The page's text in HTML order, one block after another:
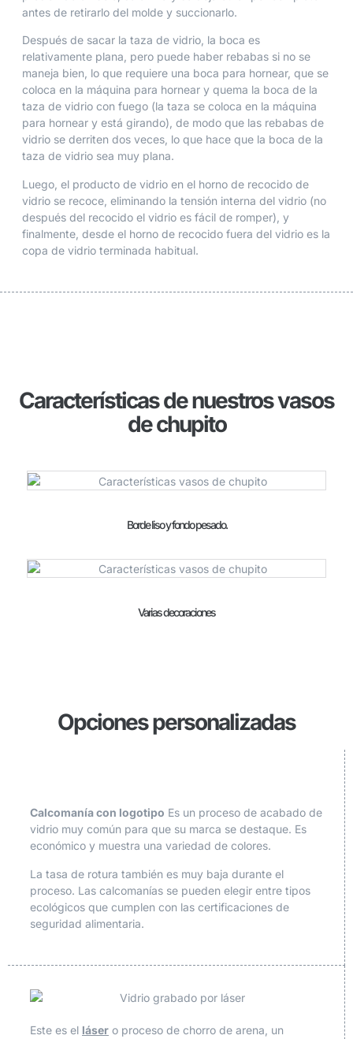
antes de retirarlo del molde y succionarlo.
Después de sacar la taza de vidrio, la boca es
relativamente plana, pero puede haber rebabas si no se
maneja bien, lo que requiere una boca para hornear, que se
coloca en la máquina para hornear y quema la boca de la
taza de vidrio con fuego (la taza se coloca en la máquina
para hornear y está girando), de modo que las rebabas de
vidrio se derriten dos veces, lo que hace que la boca de la
taza de vidrio sea muy plana.
Luego, el producto de vidrio en el horno de recocido de
vidrio se recoce, eliminando la tensión interna del vidrio (no
después del recocido el vidrio es fácil de romper), y
finalmente, desde el horno de recocido fuera del vidrio es la
copa de vidrio terminada habitual.
Características de nuestros vasos
de chupito
Borde liso y fondo pesado.
Varias decoraciones
Opciones personalizadas
Calcomanía con logotipo Es un proceso de acabado de
vidrio muy común para que su marca se destaque. Es
económico y muestra una variedad de colores.
La tasa de rotura también es muy baja durante el
proceso. Las calcomanías se pueden elegir entre tipos
ecológicos que cumplen con las certificaciones de
seguridad alimentaria.
Este es el láser o proceso de chorro de arena, un